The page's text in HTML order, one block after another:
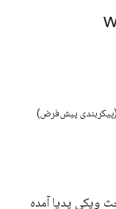
ویکی پدیا آمده